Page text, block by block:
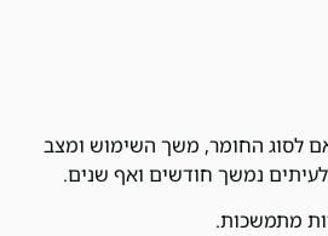
לסוג החומר, משך השימוש ומצב
מתמשכות.